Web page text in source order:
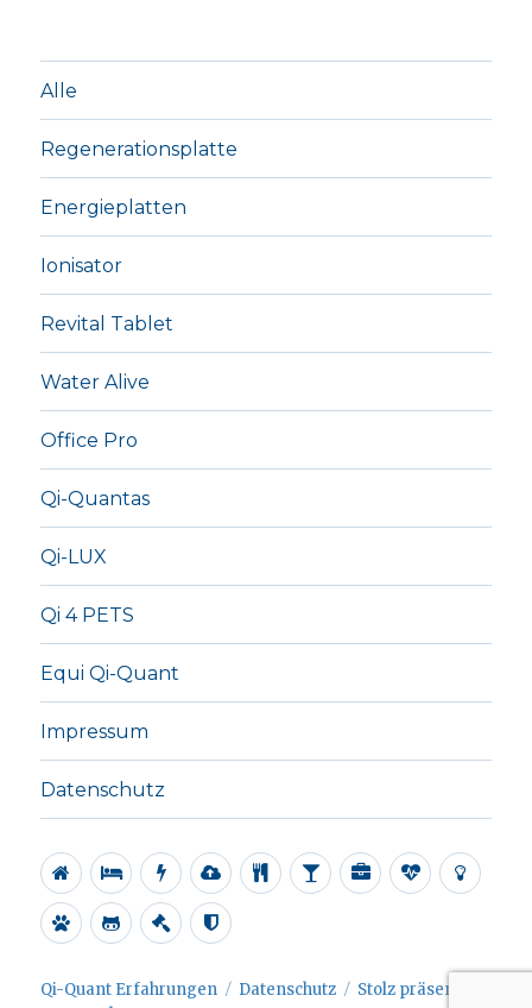
Alle
Regenerationsplatte
Energieplatten
Ionisator
Revital Tablet
Water Alive
Office Pro
Qi-Quantas
Qi-LUX
Qi 4 PETS
Equi Qi-Quant
Impressum
Datenschutz
Alle Regenerationsplatte
Energieplatten
Ionisator
RevitalWaterOfficeQi-
Qi-
Qi
PETS
Equi
Quant
ImpressumDatenschutz
Qi-Quant Erfahrungen Datenschutz
Stolz präsentiert